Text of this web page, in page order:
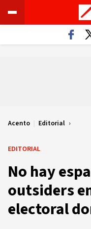
Acento | Editorial
EDITORIAL
No hay
outsiders
electoral